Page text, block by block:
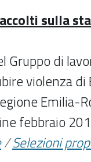
sulla
Gruppo di
violenza di
Emilia-
febbraio
/Selezioni